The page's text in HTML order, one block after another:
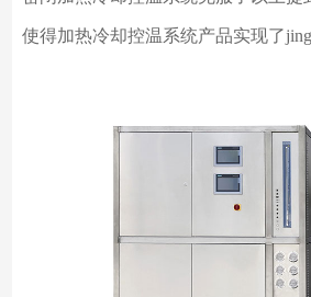
使得加热冷却控温系统产品实现了